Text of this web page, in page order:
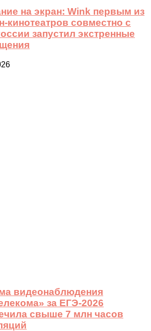
на экран: Wink первым из
кинотеатров совместно с
запустил экстренные
видеонаблюдения
за ЕГЭ-2026
свыше 7 млн часов